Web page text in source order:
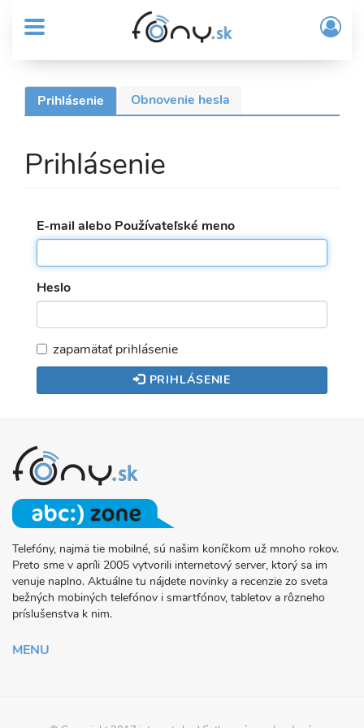
obsah
MENU
Sub
Header
User
account
menu
/
Primárne
Prihlásenie (aktívna
karta)
Obnovenie hesla
Prihlásenie
E-mail alebo Používateľské meno
Heslo
zapamätať prihlásenie
PRIHLÁSENIE
O
PROJEKTE
FONY.SK
Telefóny, najmä tie mobilné, sú našim koníčkom už mnoho rokov.
Preto sme v apríli 2005 vytvorili internetový server, ktorý sa im
venuje naplno. Aktuálne tu nájdete novinky a recenzie zo sveta
bežných mobiných telefónov i smartfónov, tabletov a rôzneho
príslušenstva k nim.
MENU